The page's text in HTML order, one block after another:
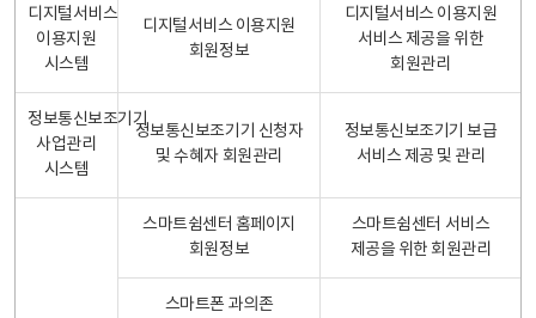
디지털서비스
이용지원
시스템
디지털서비스 이용지원
회원정보
디지털서비스 이용지원
서비스 제공을 위한
회원관리
정보통신보조기기
사업관리
시스템
정보통신보조기기 신청자
및 수혜자 회원관리
정보통신보조기기 보급
서비스 제공 및 관리
스마트쉼센터 홈페이지
회원정보
스마트쉼센터 서비스
제공을 위한 회원관리
스마트폰 과의존